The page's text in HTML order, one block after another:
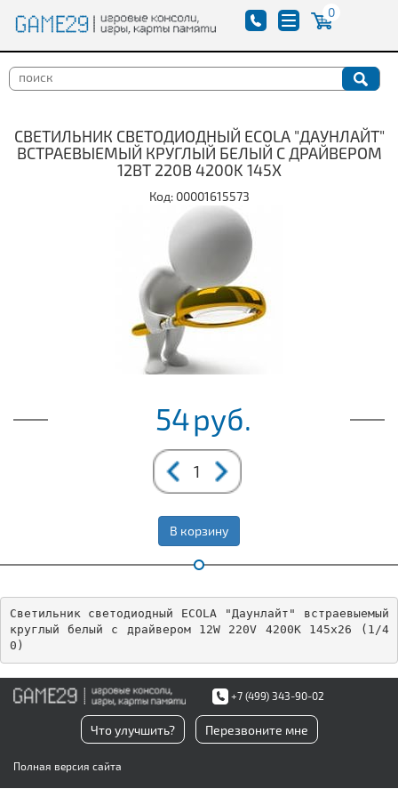
0
СВЕТИЛЬНИК СВЕТОДИОДНЫЙ ECOLA "ДАУНЛАЙТ"
ВСТРАЕВЫЕМЫЙ КРУГЛЫЙ БЕЛЫЙ С ДРАЙВЕРОМ
12ВТ 220В 4200K 145X
Код: 00001615573
54руб.
В корзину
Светильник светодиодный ECOLA "Даунлайт" встраевыемый
круглый белый с драйвером 12W 220V 4200K 145x26 (1/4
0)
+7 (499) 343-90-02
Что улучшить? Перезвоните мне
Полная версия сайта